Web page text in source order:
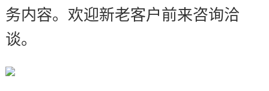
务内容。欢迎新老客户前来咨询洽
谈。